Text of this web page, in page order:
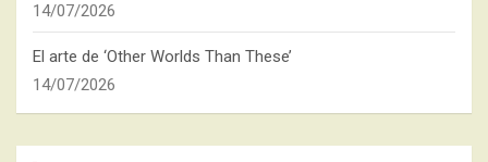
14/07/2026
El arte de ‘Other Worlds Than These’
14/07/2026